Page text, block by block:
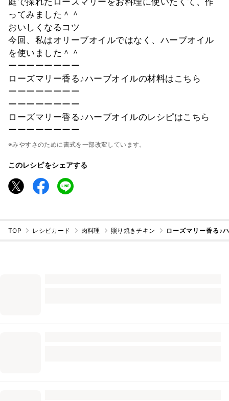
ってみました＾＾
おいしくなるコツ
今回、私はオリーブオイルではなく、ハーブオイル
を使いました＾＾
ーーーーーーーー
ローズマリー香る♪ハーブオイルの材料はこちら
ーーーーーーーー
ーーーーーーーー
ローズマリー香る♪ハーブオイルのレシピはこちら
ーーーーーーーー
※みやすさのために書式を一部改変しています。
このレシピをシェアする
TOP レシピカード 肉料理 照り焼きチキン ローズマリー香る♪